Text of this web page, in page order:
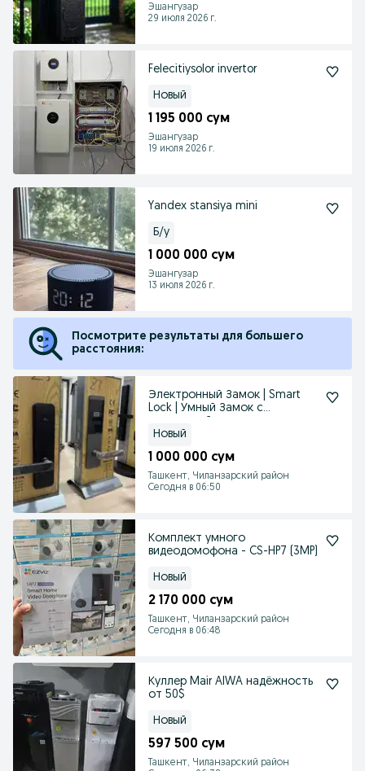
Эшангузар
29 июля 2026 г.
Felecitiysolor invertor
Новый
1 195 000 сум
Эшангузар
19 июля 2026 г.
Yandex stansiya mini
Б/у
1 000 000 сум
Эшангузар
13 июля 2026 г.
Посмотрите результаты для большего
расстояния:
Электронный Замок | Smart
Lock | Умный Замок с
Новый
1 000 000 сум
Ташкент, Чиланзарский район
Сегодня в 06:50
Комплект умного
видеодомофона - CS-HP7 (3MP)
Новый
2 170 000 сум
Ташкент, Чиланзарский район
Сегодня в 06:48
Куллер Mair AIWA надёжность
от 50$
Новый
597 500 сум
Ташкент, Чиланзарский район